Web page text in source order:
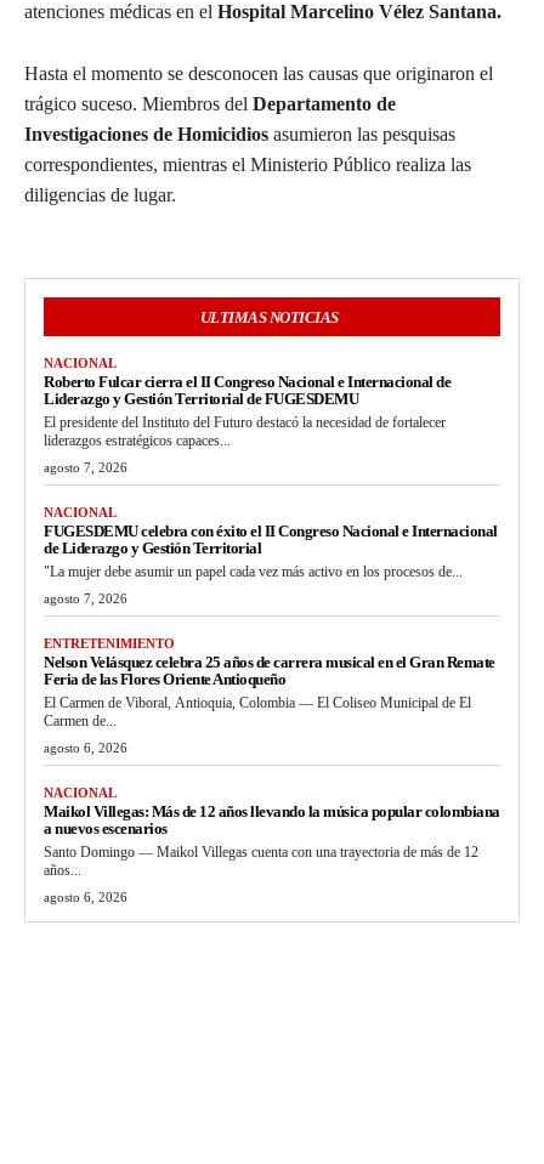
atenciones médicas en el Hospital Marcelino Vélez Santana.
Hasta el momento se desconocen las causas que originaron el
trágico suceso. Miembros del Departamento de
Investigaciones de Homicidios asumieron las pesquisas
correspondientes, mientras el Ministerio Público realiza las
diligencias de lugar.
ULTIMAS NOTICIAS
NACIONAL
Roberto Fulcar cierra el II Congreso Nacional e Internacional de
Liderazgo y Gestión Territorial de FUGESDEMU
El presidente del Instituto del Futuro destacó la necesidad de fortalecer
liderazgos estratégicos capaces...
agosto 7, 2026
NACIONAL
FUGESDEMU celebra con éxito el II Congreso Nacional e Internacional
de Liderazgo y Gestión Territorial
"La mujer debe asumir un papel cada vez más activo en los procesos de...
agosto 7, 2026
ENTRETENIMIENTO
Nelson Velásquez celebra 25 años de carrera musical en el Gran Remate
Feria de las Flores Oriente Antioqueño
El Carmen de Viboral, Antioquia, Colombia — El Coliseo Municipal de El
Carmen de...
agosto 6, 2026
NACIONAL
Maikol Villegas: Más de 12 años llevando la música popular colombiana
a nuevos escenarios
Santo Domingo — Maikol Villegas cuenta con una trayectoria de más de 12
años...
agosto 6, 2026